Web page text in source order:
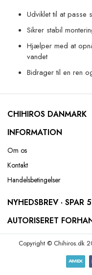
Udviklet til at passe
Sikrer stabil
Hjælper med at
vandet
Bidrager til en ren
CHIHIROS DANMARK
INFORMATION
Om os
Kontakt
Handelsbetingelser
NYHEDSBREV · SPAR
AUTORISERET
Copyright © Chihiros.dk